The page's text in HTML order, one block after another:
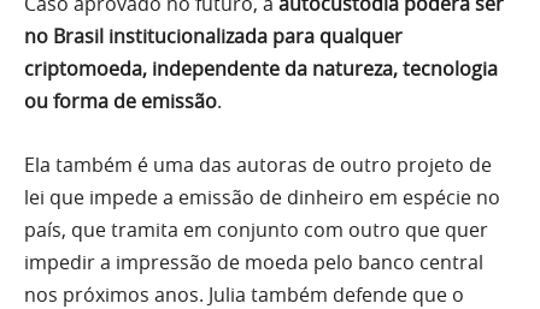
no Brasil institucionalizada para qualquer
criptomoeda, independente da natureza, tecnologia
ou forma de emissão.
Ela também é uma das autoras de outro projeto de
lei que impede a emissão de dinheiro em espécie no
país, que tramita em conjunto com outro que quer
impedir a impressão de moeda pelo banco central
nos próximos anos. Julia também defende que o